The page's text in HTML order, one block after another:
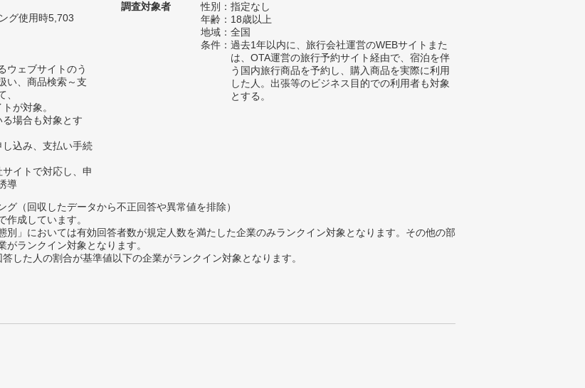
グ使用時5,703
ウェブサイトのう
い、商品検索～支
が対象。
場合も対象とす
し込み、支払い手続
サイトで対応し、申
導
調査対象者
性別：指定なし
年齢：18歳以上
地域：全国
条件：過去1年以内に、旅行会社運営のWEBサイトまた
は、OTA運営の旅行予約サイト経由で、宿泊を伴
う国内旅行商品を予約し、購入商品を実際に利用
した人。出張等のビジネス目的での利用者も対象
とする。
（回収したデータから不正回答や異常値を排除）
成しています。
」においては有効回答者数が規定人数を満たした企業のみランクイン対象となります。その他の部
ランクイン対象となります。
した人の割合が基準値以下の企業がランクイン対象となります。